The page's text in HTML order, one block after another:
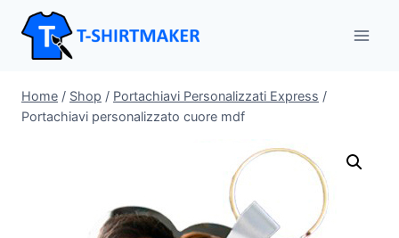
Salta
contenuto
Home / Shop / Portachiavi Personalizzati Express /
Portachiavi personalizzato cuore mdf